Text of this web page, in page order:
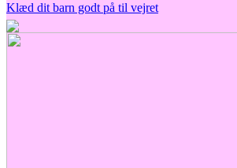
Klæd dit barn godt på til vejret